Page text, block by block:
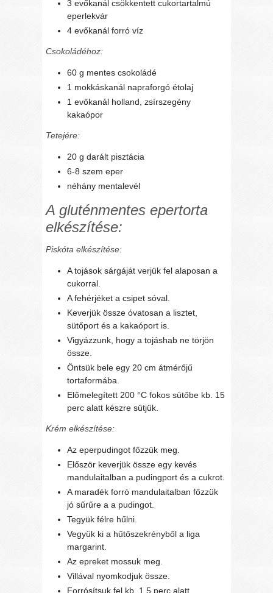
3 evőkanál csökkentett cukortartalmú
eperlekvár
4 evőkanál forró víz
Csokoládéhoz:
60 g mentes csokoládé
1 mokkáskanál napraforgó étolaj
1 evőkanál holland, zsírszegény
kakaópor
Tetejére:
20 g darált pisztácia
6-8 szem eper
néhány mentalevél
A gluténmentes epertorta
elkészítése:
Piskóta elkészítése:
A tojások sárgáját verjük fel alaposan a
cukorral.
A fehérjéket a csipet sóval.
Keverjük össze óvatosan a lisztet,
sütőport és a kakaóport is.
Vigyázzunk, hogy a tojáshab ne törjön
össze.
Öntsük bele egy 20 cm átmérőjű
tortaformába.
Előmelegített 200 °C fokos sütőbe kb. 15
perc alatt készre sütjük.
Krém elkészítése:
Az eperpudingot főzzük meg.
Először keverjük össze egy kevés
mandulaitalban a pudingport és a cukrot.
A maradék forró mandulaitalban főzzük
jó sűrűre a a pudingot.
Tegyük félre hűlni.
Vegyük ki a hűtőszekrényből a liga
margarint.
Az epreket mossuk meg.
Villával nyomkodjuk össze.
Forrósítsuk fel kb. 1,5 perc alatt